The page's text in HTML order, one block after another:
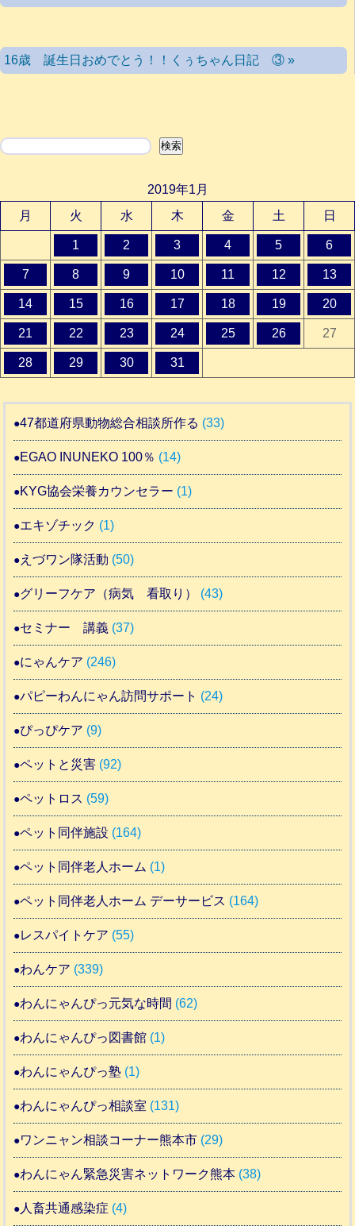
16歳 誕生日おめでとう！！くぅちゃん日記 ③ »
検索 検索
2019年1月
月
火 水 木 金 土 日
1 2 3 4 5 6
7 8 9 10 11 12 13
14 15 16 17 18 19 20
21 22 23 24 25 26 27
28 29 30 31
47都道府県動物総合相談所作る (33)
EGAO INUNEKO 100％ (14)
KYG協会栄養カウンセラー (1)
エキゾチック (1)
えづワン隊活動 (50)
グリーフケア（病気 看取り） (43)
セミナー 講義 (37)
にゃんケア (246)
パピーわんにゃん訪問サポート (24)
ぴっぴケア (9)
ペットと災害 (92)
ペットロス (59)
ペット同伴施設 (164)
ペット同伴老人ホーム (1)
ペット同伴老人ホーム デーサービス (164)
レスパイトケア (55)
わんケア (339)
わんにゃんぴっ元気な時間 (62)
わんにゃんぴっ図書館 (1)
わんにゃんぴっ塾 (1)
わんにゃんぴっ相談室 (131)
ワンニャン相談コーナー熊本市 (29)
わんにゃん緊急災害ネットワーク熊本 (38)
人畜共通感染症 (4)